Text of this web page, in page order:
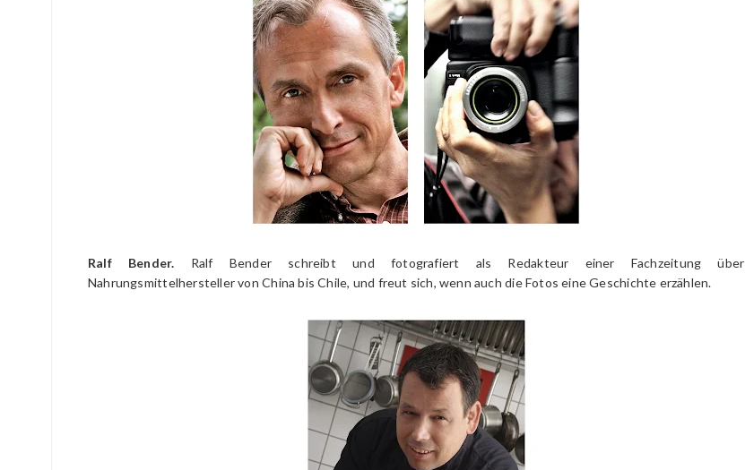
Ralf Bender. Ralf Bender schreibt und fotografiert als Redakteur einer Fachzeitung über
Nahrungsmittelhersteller von China bis Chile, und freut sich, wenn auch die Fotos eine Geschichte erzählen.